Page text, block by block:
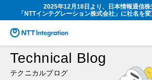
2025年12月18日より、日本情報通信株
「NTTインテグレーション株式会社」に社名を変
Technical Blog
テクニカルブログ